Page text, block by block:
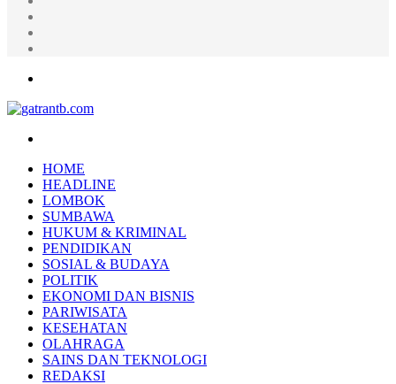
HOME
HEADLINE
LOMBOK
SUMBAWA
HUKUM & KRIMINAL
PENDIDIKAN
SOSIAL & BUDAYA
POLITIK
EKONOMI DAN BISNIS
PARIWISATA
KESEHATAN
OLAHRAGA
SAINS DAN TEKNOLOGI
REDAKSI